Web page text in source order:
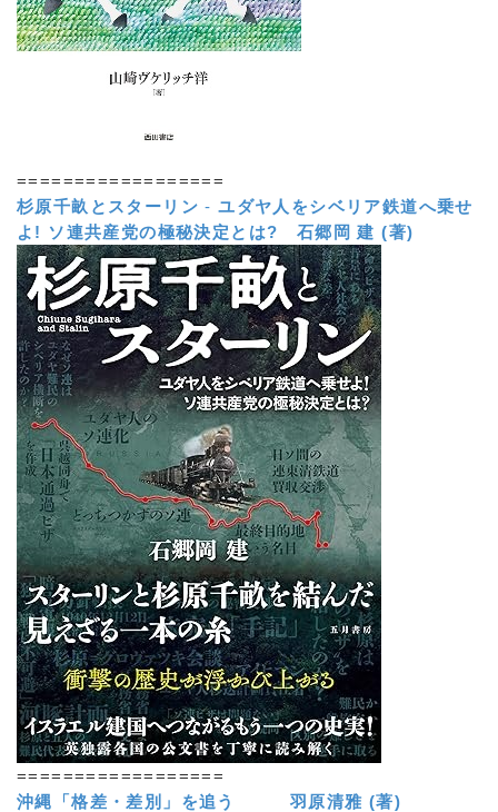
==================
杉原千畝とスターリン -ユダヤ人をシベリア鉄道へ乗せ
よ! ソ連共産党の極秘決定とは?
石郷岡 建 (著)
==================
沖縄「格差・差別」を追う 羽原清雅 (著)